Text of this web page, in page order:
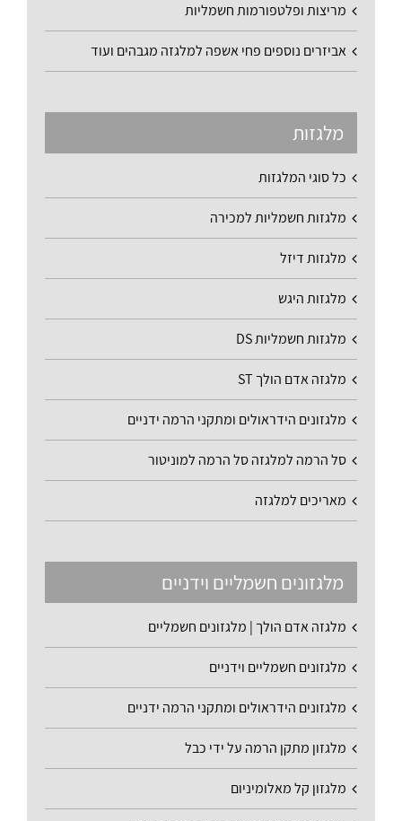
מריצות ופלטפורמות חשמליות
אביזרים נוספים פחי אשפה למלגזה מגבהים ועוד
מלגזות
כל סוגי המלגזות
מלגזות חשמליות למכירה
מלגזות דיזל
מלגזות היגש
מלגזות חשמליות DS
מלגזה אדם הולך ST
מלגזונים הידראולים ומתקני הרמה ידניים
סל הרמה למלגזה סל הרמה למוניטור
מאריכים למלגזה
מלגזונים חשמליים וידניים
מלגזה אדם הולך | מלגזונים חשמליים
מלגזונים חשמליים וידניים
מלגזונים הידראולים ומתקני הרמה ידניים
מלגזון מתקן הרמה על ידי כבל
מלגזון קל מאלומיניום